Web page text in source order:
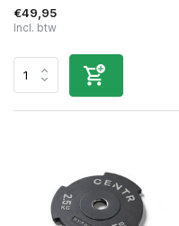
€49,95
Incl. btw